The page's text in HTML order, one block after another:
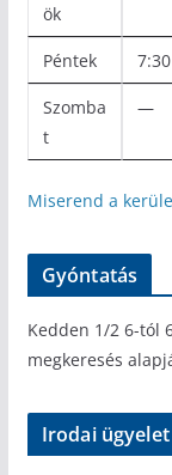
ök
Péntek 7:30
Szomba
t
—
Miserend a
Gyóntatás
Kedden 1/2 6-tól
megkeresés
Irodai ügyelet